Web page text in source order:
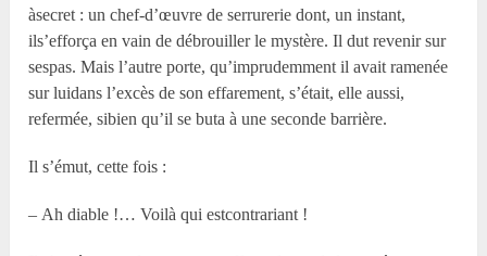
àsecret : un chef-d’œuvre de serrurerie dont, un instant,
ils’efforça en vain de débrouiller le mystère. Il dut revenir sur
sespas. Mais l’autre porte, qu’imprudemment il avait ramenée
sur luidans l’excès de son effarement, s’était, elle aussi,
refermée, sibien qu’il se buta à une seconde barrière.
Il s’émut, cette fois :
– Ah diable !… Voilà qui estcontrariant !